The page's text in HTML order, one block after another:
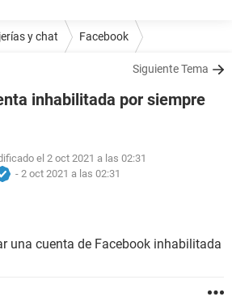
y chat Facebook
Siguiente Tema
inhabilitada por siempre
el 2 oct 2021 a las 02:31
- 2 oct 2021 a las 02:31
una cuenta de Facebook inhabilitada